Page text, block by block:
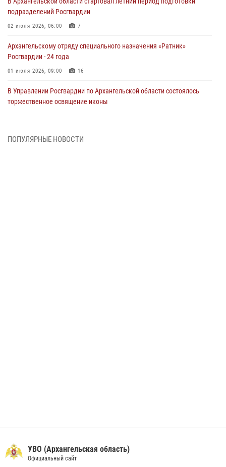
подразделений Росгвардии
02 июля 2026, 06:00 7
Архангельскому отряду специального назначения «Ратник»
Росгвардии - 24 года
01 июля 2026, 09:00 16
В Управлении Росгвардии по Архангельской области состоялось
торжественное освящение иконы
Военнослужащие по призыву из Архангельской области приняли
ПОПУЛЯРНЫЕ НОВОСТИ
УВО (Архангельская область)
Официальный сайт